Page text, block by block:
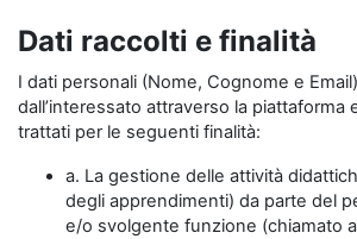
Dati raccolti e finalità
I dati personali (Nome, Cognome e
dall’interessato attraverso la piattaforma
trattati per le seguenti finalità:
a. La gestione delle attività
degli apprendimenti) da parte del
e/o svolgente funzione (chiamato